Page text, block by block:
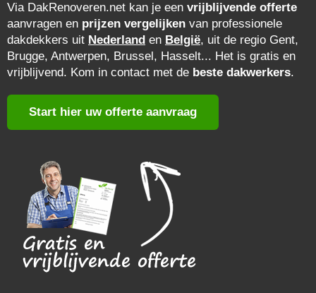
Via DakRenoveren.net kan je een vrijblijvende offerte
aanvragen en prijzen vergelijken van professionele
dakdekkers uit Nederland en België, uit de regio Gent,
Brugge, Antwerpen, Brussel, Hasselt... Het is gratis en
vrijblijvend. Kom in contact met de beste dakwerkers.
Start hier uw offerte aanvraag